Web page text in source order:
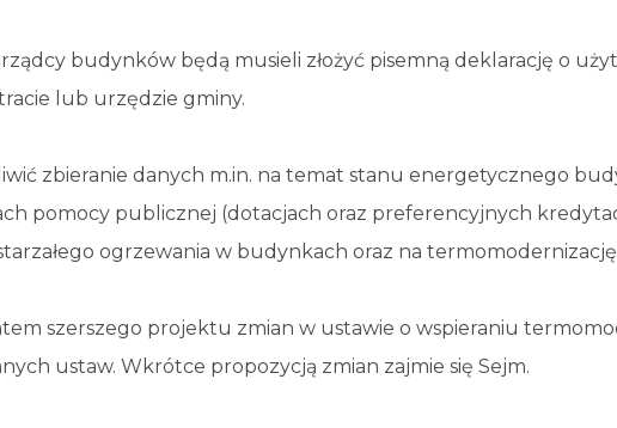
budynków będą musieli złożyć pisemną deklarację o
lub urzędzie gminy.
zbieranie danych m.in. na temat stanu energetycznego
pomocy publicznej (dotacjach oraz preferencyjnych
ogrzewania w budynkach oraz na
szerszego projektu zmian w ustawie o wspieraniu
ustaw. Wkrótce propozycją zmian zajmie się Sejm.